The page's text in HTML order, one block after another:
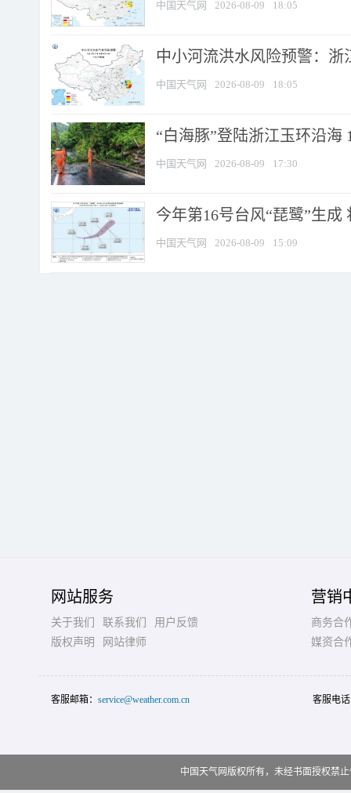
中国天气网 2026-08-09 18:05
中小河流洪水风险预警：
中国天气网 2026-08-09 18:05
“白海豚”登陆浙江玉环沿海
中国天气网 2026-08-09 17:30
今年第16号台风“琵鹭”生
中国天气网 2026-08-09 15:09
网站服务
关于我们 联系我们
用户反馈
版权声明
网站律师
营销
商务合
媒资合
客服邮箱： service@weather.com.cn 客服电
中国天气网版权所有，未经书面授权